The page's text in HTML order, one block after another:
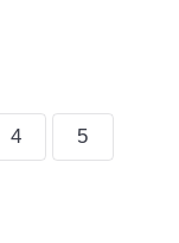
4 5